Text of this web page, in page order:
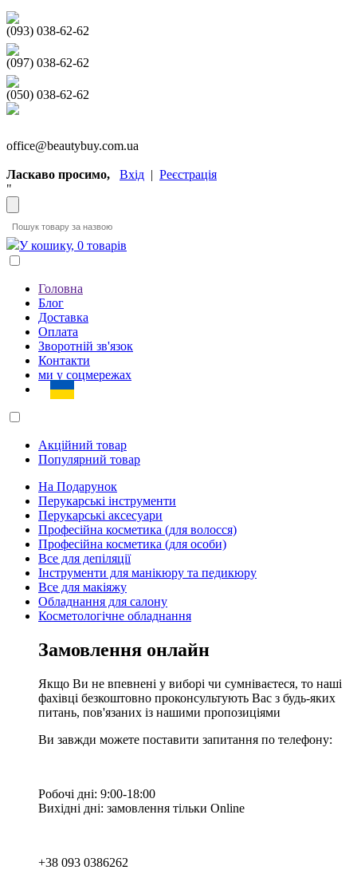
(093) 038-62-62
(097) 038-62-62
(050) 038-62-62
office@beautybuy.com.ua
Ласкаво просимо, Вхід | Реєстрація
"
У кошику, 0 товарів
Головна
Блог
Доставка
Оплата
Зворотній зв'язок
Контакти
ми у соцмережах
Акційний товар
Популярний товар
На Подарунок
Перукарські інструменти
Перукарські аксесуари
Професійна косметика (для волосся)
Професійна косметика (для особи)
Все для депіляції
Інструменти для манікюру та педикюру
Все для макіяжу
Обладнання для салону
Косметологічне обладнання
Замовлення онлайн
Якщо Ви не впевнені у виборі чи сумніваєтеся, то наші
фахівці безкоштовно проконсультують Вас з будь-яких
питань, пов'язаних із нашими пропозиціями
Ви завжди можете поставити запитання по телефону:
Робочі дні: 9:00-18:00
Вихідні дні: замовлення тільки Online
+38 093 0386262